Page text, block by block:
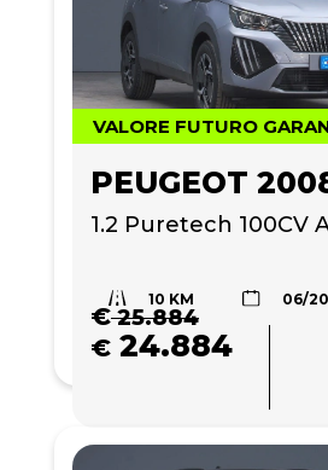
VALORE FUTURO
PEUGEOT
1.2 Puretech 100CV
10 KM 06/
€25.884
€ 24.884